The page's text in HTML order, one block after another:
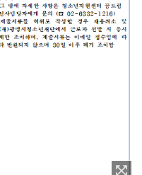
이미지 확대보기